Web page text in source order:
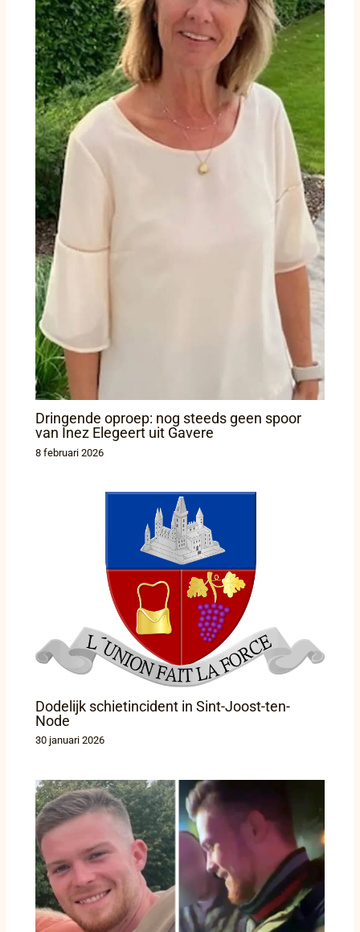
Dringende oproep: nog steeds geen spoor
van Inez Elegeert uit Gavere
8 februari 2026
Dodelijk schietincident in Sint-Joost-ten-
Node
30 januari 2026